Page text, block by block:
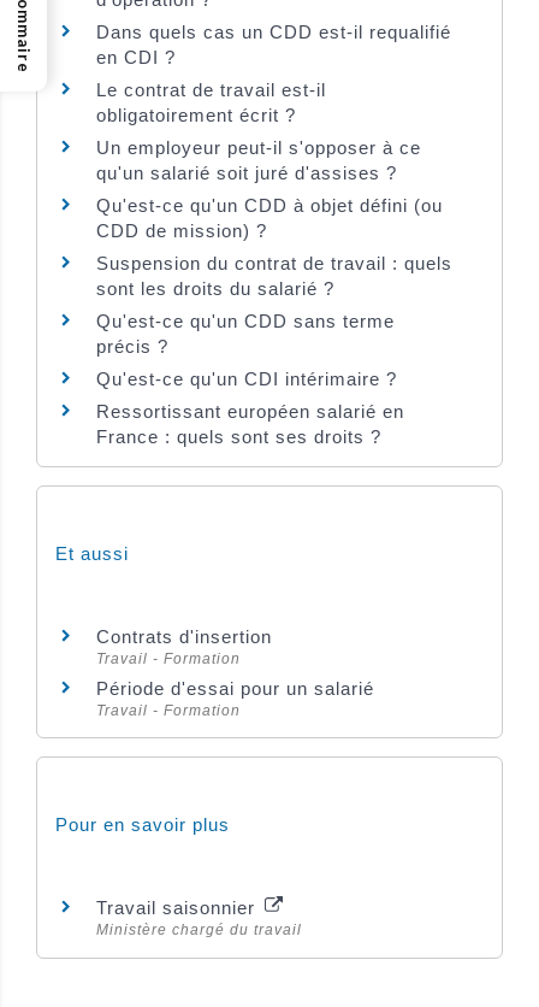
Dans quels cas un CDD est-il requalifié
en CDI ?
Le contrat de travail est-il
obligatoirement écrit ?
Un employeur peut-il s'opposer à ce
qu'un salarié soit juré d'assises ?
Qu'est-ce qu'un CDD à objet défini (ou
CDD de mission) ?
Suspension du contrat de travail : quels
sont les droits du salarié ?
Qu'est-ce qu'un CDD sans terme
précis ?
Qu'est-ce qu'un CDI intérimaire ?
Ressortissant européen salarié en
France : quels sont ses droits ?
Et aussi
Contrats d'insertion
Travail - Formation
Période d'essai pour un salarié
Travail - Formation
Pour en savoir plus
Travail saisonnier
Ministère chargé du travail
Sommaire